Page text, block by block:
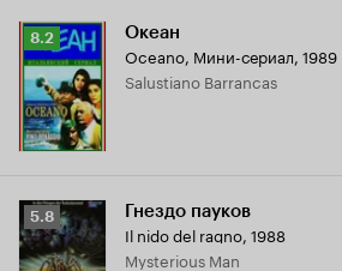
Рейтинг
Кинопоиска
8.2
8.2 Океан
Oceano, Мини-сериал, 1989
Salustiano Barrancas
Рейтинг
Кинопоиска
5.8
5.8 Гнездо пауков
Il nido del ragno, 1988
Mysterious Man